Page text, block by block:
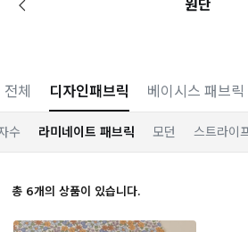
카카오 플친 추가하면1천원 즉
원단
전체 디자인패브릭 베이시스 패브릭
수 라미네이트 패브릭 모던 스트라이
총 6개의 상품이 있습니다.